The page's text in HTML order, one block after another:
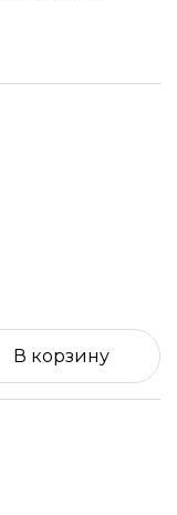
В корзину